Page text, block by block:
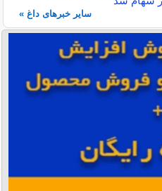
سایر خبرهای داغ »